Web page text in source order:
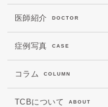
医師紹介 DOCTOR
症例写真 CASE
コラム COLUMN
TCBについて ABOUT